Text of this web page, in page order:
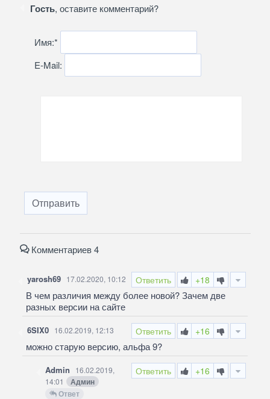
Гость, оставите комментарий?
Имя:*
E-Mail:
Отправить
Комментариев 4
Ответить +18
yarosh69 17.02.2020, 10:12
В чем различия между более новой? Зачем две
разных версии на сайте
Ответить +16
6SIX0 16.02.2019, 12:13
можно старую версию, альфа 9?
Ответить +16
Admin
16.02.2019,
14:01
Админ
Ответ